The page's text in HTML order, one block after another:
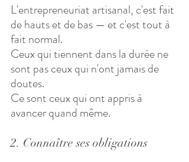
L'entrepreneuriat artisanal, c'est fait
de hauts et de bas — et c'est tout à
fait normal.
Ceux qui tiennent dans la durée ne
sont pas ceux qui n'ont jamais de
doutes.
Ce sont ceux qui ont appris à
avancer quand même.
2. Connaître ses obligations